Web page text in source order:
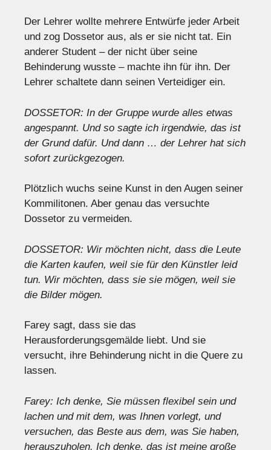
Der Lehrer wollte mehrere Entwürfe jeder Arbeit
und zog Dossetor aus, als er sie nicht tat. Ein
anderer Student – der nicht über seine
Behinderung wusste – machte ihn für ihn. Der
Lehrer schaltete dann seinen Verteidiger ein.
DOSSETOR: In der Gruppe wurde alles etwas
angespannt. Und so sagte ich irgendwie, das ist
der Grund dafür. Und dann … der Lehrer hat sich
sofort zurückgezogen.
Plötzlich wuchs seine Kunst in den Augen seiner
Kommilitonen. Aber genau das versuchte
Dossetor zu vermeiden.
DOSSETOR: Wir möchten nicht, dass die Leute
die Karten kaufen, weil sie für den Künstler leid
tun. Wir möchten, dass sie sie mögen, weil sie
die Bilder mögen.
Farey sagt, dass sie das
Herausforderungsgemälde liebt. Und sie
versucht, ihre Behinderung nicht in die Quere zu
lassen.
Farey: Ich denke, Sie müssen flexibel sein und
lachen und mit dem, was Ihnen vorlegt, und
versuchen, das Beste aus dem, was Sie haben,
herauszuholen. Ich denke, das ist meine große